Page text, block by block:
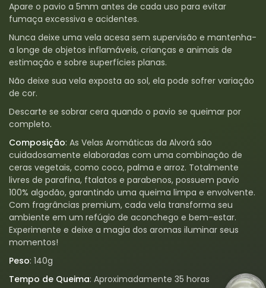
Apare o pavio a 5mm antes de cada uso para evitar
fumaça excessiva e acidentes.
Nunca deixe uma vela acesa sem supervisão e mantenha-
a longe de objetos inflamáveis, crianças e animais de
estimação e sobre superfícies planas.
Não deixe sua vela exposta ao sol, ela pode sofrer variação
de cor.
Descarte se sobrar cera quando o pavio se queimar por
completo.
Composição: As Velas Aromáticas da Alvorá são
cuidadosamente elaboradas com uma combinação de
ceras vegetais, como coco, palma e arroz. Totalmente
livres de parafina, ftalatos e parabenos, possuem pavio
100% algodão, garantindo uma queima limpa e envolvente.
Com fragrâncias premium, cada vela transforma seu
ambiente em um refúgio de aconchego e bem-estar.
Experimente e deixe a magia dos aromas iluminar seus
momentos!
Peso: 140g
Tempo de Queima: Aproximadamente 35 horas